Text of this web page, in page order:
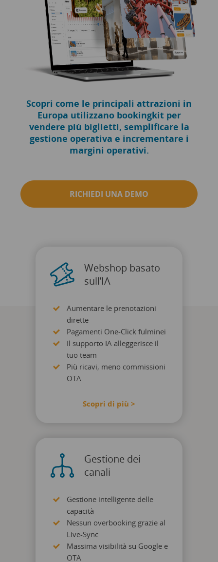
Scopri come le principali attrazioni in
Europa utilizzano bookingkit per
vendere più biglietti, semplificare la
gestione operativa e incrementare i
margini operativi.
RICHIEDI UNA DEMO
Webshop basato
sull’IA
Aumentare le prenotazioni
dirette
Pagamenti One-Click fulminei
Il supporto IA alleggerisce il
tuo team
Più ricavi, meno commissioni
OTA
Scopri di più >
Gestione dei
canali
Gestione intelligente delle
capacità
Nessun overbooking grazie al
Live-Sync
Massima visibilità su Google e
OTA